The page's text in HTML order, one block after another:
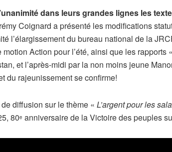
dans leurs grandes lignes les
Coignard a présenté les modifications
l’élargissement du bureau national de la
Action pour l’été, ainsi que les
et l’après-midi par la non moins jeune
du rajeunissement se confirme!
diffusion sur le thème « L’argent pour les
80e anniversaire de la Victoire des peuples